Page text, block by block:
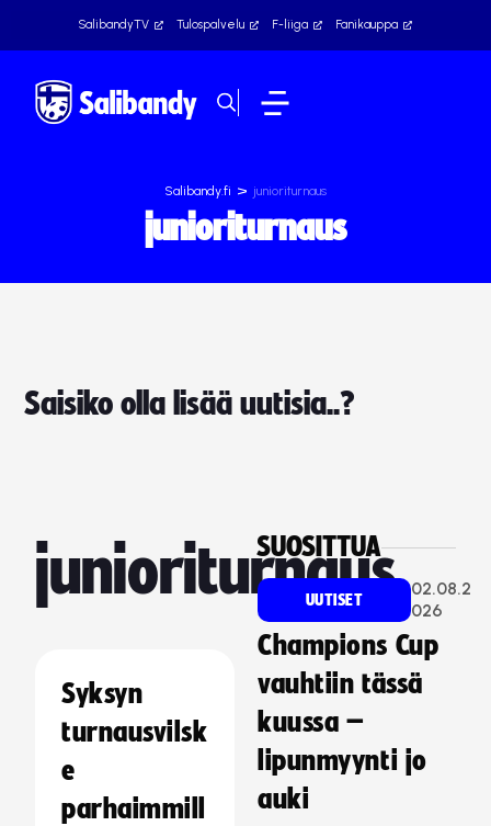
SalibandyTV Tulospalvelu F-liiga Fanikauppa
Salibandy.fi > junioriturnaus
junioriturnaus
Saisiko olla lisää uutisia..?
junioriturnaus
Syksyn
turnausvilsk
e
parhaimmill
SUOSITTUA
UUTISET
02.08.2
026
Champions Cup
vauhtiin tässä
kuussa –
lipunmyynti jo
auki